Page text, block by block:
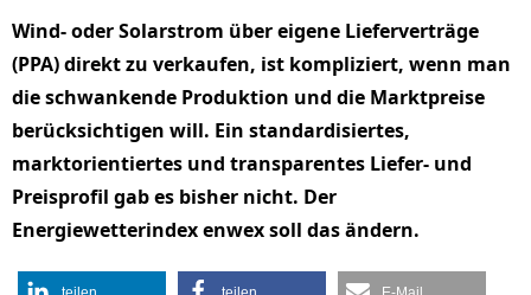
Wind- oder Solarstrom über eigene Lieferverträge
(PPA) direkt zu verkaufen, ist kompliziert, wenn man
die schwankende Produktion und die Marktpreise
berücksichtigen will. Ein standardisiertes,
marktorientiertes und transparentes Liefer- und
Preisprofil gab es bisher nicht. Der
Energiewetterindex enwex soll das ändern.